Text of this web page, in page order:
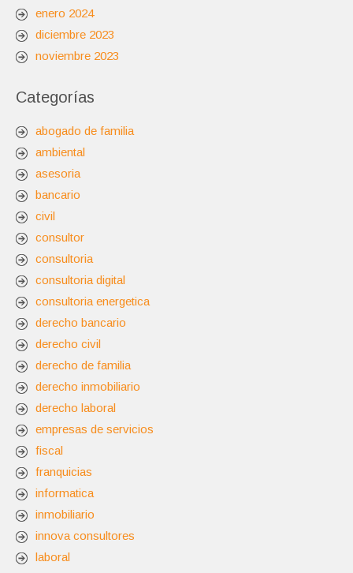
enero 2024
diciembre 2023
noviembre 2023
Categorías
abogado de familia
ambiental
asesoria
bancario
civil
consultor
consultoria
consultoria digital
consultoria energetica
derecho bancario
derecho civil
derecho de familia
derecho inmobiliario
derecho laboral
empresas de servicios
fiscal
franquicias
informatica
inmobiliario
innova consultores
laboral